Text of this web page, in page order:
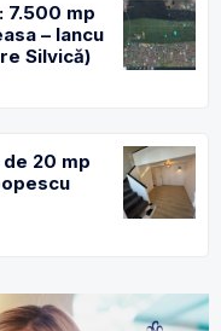
7.500 mp
– Iancu
Silvică)
20 mp